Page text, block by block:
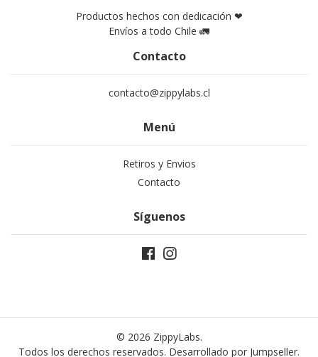
Productos hechos con dedicación ❤
Envíos a todo Chile 🚛
Contacto
contacto@zippylabs.cl
Menú
Retiros y Envios
Contacto
Síguenos
© 2026 ZippyLabs.
Todos los derechos reservados. Desarrollado por Jumpseller.